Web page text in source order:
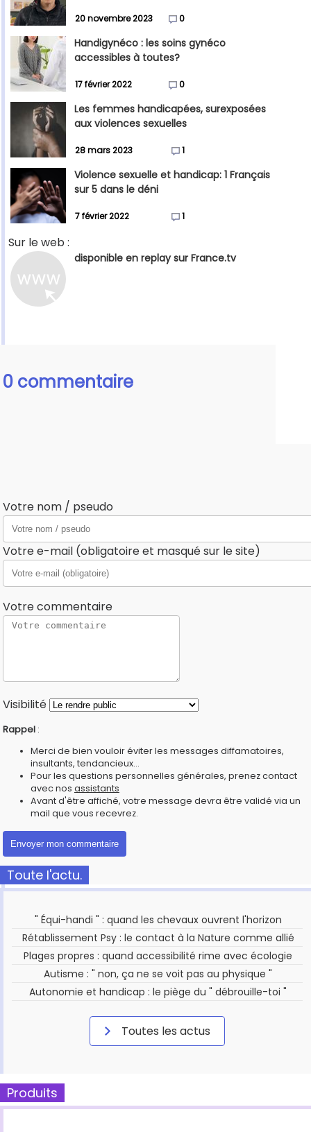
20 novembre 2023 0
Handigynéco : les soins gynéco
accessibles à toutes?
17 février 2022 0
Les femmes handicapées, surexposées
aux violences sexuelles
28 mars 2023 1
Violence sexuelle et handicap: 1 Français
sur 5 dans le déni
7 février 2022 1
Sur le web :
disponible en replay sur France.tv
0 commentaire
Votre nom / pseudo
Votre e-mail (obligatoire et masqué sur le site)
Votre commentaire
Visibilité
Rappel :
Merci de bien vouloir éviter les messages diffamatoires,
insultants, tendancieux...
Pour les questions personnelles générales, prenez contact
avec nos assistants
Avant d'être affiché, votre message devra être validé via un
mail que vous recevrez.
Toute l'actu.
" Équi-handi " : quand les chevaux ouvrent l'horizon
Rétablissement Psy : le contact à la Nature comme allié
Plages propres : quand accessibilité rime avec écologie
Autisme : " non, ça ne se voit pas au physique "
Autonomie et handicap : le piège du " débrouille-toi "
Toutes les actus
Produits